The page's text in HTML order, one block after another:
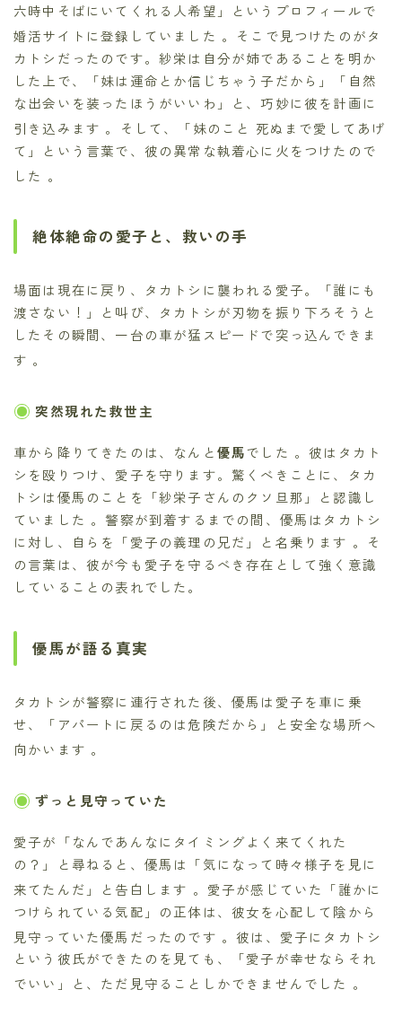
六時中そばにいてくれる人希望」というプロフィールで
婚活サイトに登録していました 。そこで見つけたのがタ
カトシだったのです。紗栄は自分が姉であることを明か
した上で、「妹は運命とか信じちゃう子だから」「自然
な出会いを装ったほうがいいわ」と、巧妙に彼を計画に
引き込みます 。そして、「妹のこと 死ぬまで愛してあげ
て」という言葉で、彼の異常な執着心に火をつけたので
した 。
絶体絶命の愛子と、救いの手
場面は現在に戻り、タカトシに襲われる愛子。「誰にも
渡さない！」と叫び、タカトシが刃物を振り下ろそうと
したその瞬間、一台の車が猛スピードで突っ込んできま
す 。
突然現れた救世主
車から降りてきたのは、なんと優馬でした 。彼はタカト
シを殴りつけ、愛子を守ります。驚くべきことに、タカ
トシは優馬のことを「紗栄子さんのクソ旦那」と認識し
ていました 。警察が到着するまでの間、優馬はタカトシ
に対し、自らを「愛子の義理の兄だ」と名乗ります 。そ
の言葉は、彼が今も愛子を守るべき存在として強く意識
していることの表れでした。
優馬が語る真実
タカトシが警察に連行された後、優馬は愛子を車に乗
せ、「アパートに戻るのは危険だから」と安全な場所へ
向かいます 。
ずっと見守っていた
愛子が「なんであんなにタイミングよく来てくれた
の？」と尋ねると、優馬は「気になって時々様子を見に
来てたんだ」と告白します 。愛子が感じていた「誰かに
つけられている気配」の正体は、彼女を心配して陰から
見守っていた優馬だったのです 。彼は、愛子にタカトシ
という彼氏ができたのを見ても、「愛子が幸せならそれ
でいい」と、ただ見守ることしかできませんでした 。